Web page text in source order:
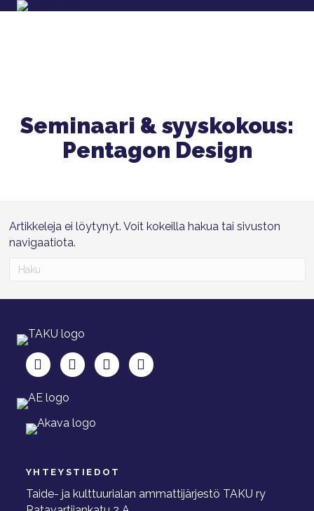
Seminaari & syyskokous:
Pentagon Design
Artikkeleja ei löytynyt. Voit kokeilla hakua tai sivuston
navigaatiota.
TAKU Facebookissa
TAKU Twitterissä
TAKU Instagramissa
TAKU LinkedInissä
YHTEYSTIEDOT
Taide- ja kulttuurialan ammattijärjestö TAKU ry